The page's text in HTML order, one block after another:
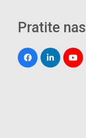
Pratite nas